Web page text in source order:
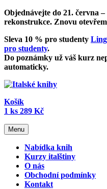
Objednávejte do 21. června –
rekonstrukce. Znovu
Sleva 10 % pro studenty
pro studenty.
Do poznámky už váš kurz
automaticky.
Košík
1 ks 289 Kč
Menu
Nabídka knih
Kurzy italštiny
O nás
Obchodní podmínky
Kontakt